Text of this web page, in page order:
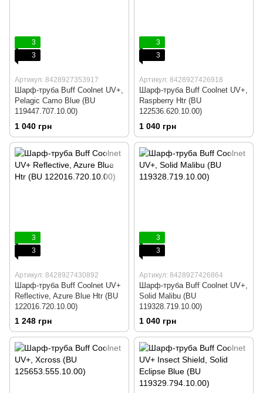
3
3
Артикул: 8428927353917
Шарф-труба Buff Coolnet UV+,
Pelagic Camo Blue (BU
119447.707.10.00)
1 040 грн
3
3
Артикул: 8428927426918
Шарф-труба Buff Coolnet UV+,
Raspberry Htr (BU
122536.620.10.00)
1 040 грн
3
3
Артикул: 8428927430892
Шарф-труба Buff Coolnet UV+
Reflective, Azure Blue Htr (BU
122016.720.10.00)
1 248 грн
3
3
Артикул: 8428927426864
Шарф-труба Buff Coolnet UV+,
Solid Malibu (BU
119328.719.10.00)
1 040 грн